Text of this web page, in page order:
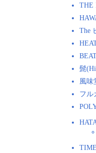
THE
The
髭
風味
フル